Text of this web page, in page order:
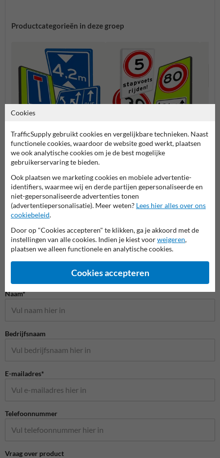
Productcategorieën in deze groep
Informatie (L-serie) Snelheidsborden (A-serie)
Verkeersborden RVV
Stel je vraag aan Scheepvaartbord.nl
Naam*
Bedrijfsnaam
E-mailadres*
Telefoonnummer
Vraag over product
Cookies
TrafficSupply gebruikt cookies en vergelijkbare technieken. Naast
functionele cookies, waardoor de website goed werkt, plaatsen
we ook analytische cookies om je de best mogelijke
gebruikerservaring te bieden.
Ook plaatsen we marketing cookies en mobiele advertentie-
identifiers, waarmee wij en derde partijen gepersonaliseerde en
niet-gepersonaliseerde advertenties tonen
(advertentiepersonalisatie). Meer weten? Lees hier alles over ons
cookiebeleid.
Door op "Cookies accepteren" te klikken, ga je akkoord met de
instellingen van alle cookies. Indien je kiest voorweigeren,
plaatsen we alleen functionele en analytische cookies.
Cookies accepteren